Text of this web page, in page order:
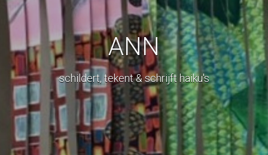
ANN
schildert, tekent & schrijft haiku's